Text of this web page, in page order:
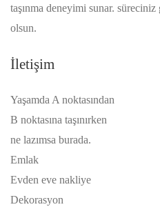
taşınma deneyimi sunar.
olsun.
İletişim
Yaşamda A noktasından
B noktasına taşınırken
ne lazımsa burada.
Emlak
Evden eve nakliye
Dekorasyon